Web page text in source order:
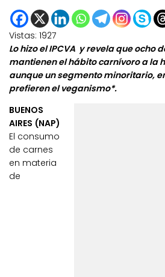
Vistas: 1927
Lo hizo el IPCVA y revela que ocho
mantienen el hábito carnívoro a la
aunque un segmento minoritario,
prefieren el veganismo*.
BUENOS
AIRES (NAP)
El consumo
de carnes
en materia
de